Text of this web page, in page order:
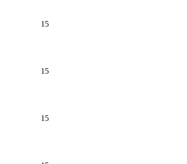
15
15
15